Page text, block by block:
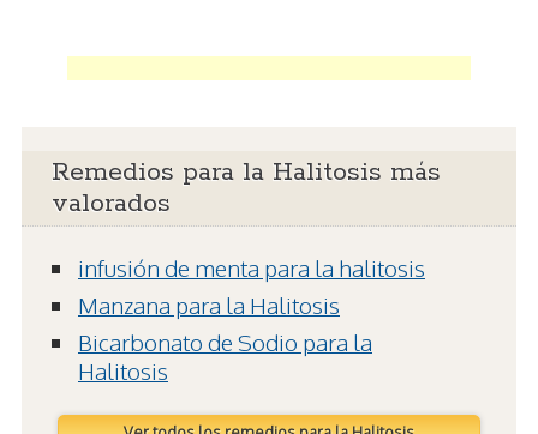
Remedios para la Halitosis más
valorados
infusión de menta para la halitosis
Manzana para la Halitosis
Bicarbonato de Sodio para la
Halitosis